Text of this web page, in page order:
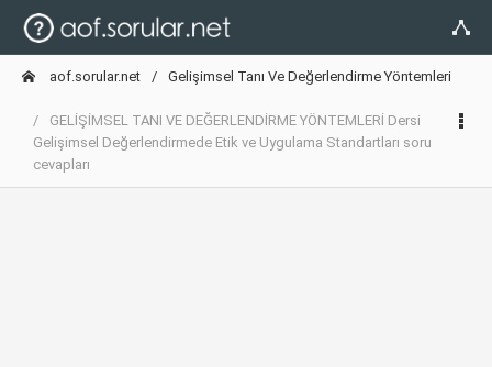
aof.sorular.net Gelişimsel Tanı Ve Değerlendirme Yöntemleri
GELİŞİMSEL TANI VE DEĞERLENDİRME YÖNTEMLERİ Dersi
Gelişimsel Değerlendirmede Etik ve Uygulama Standartları soru
cevapları